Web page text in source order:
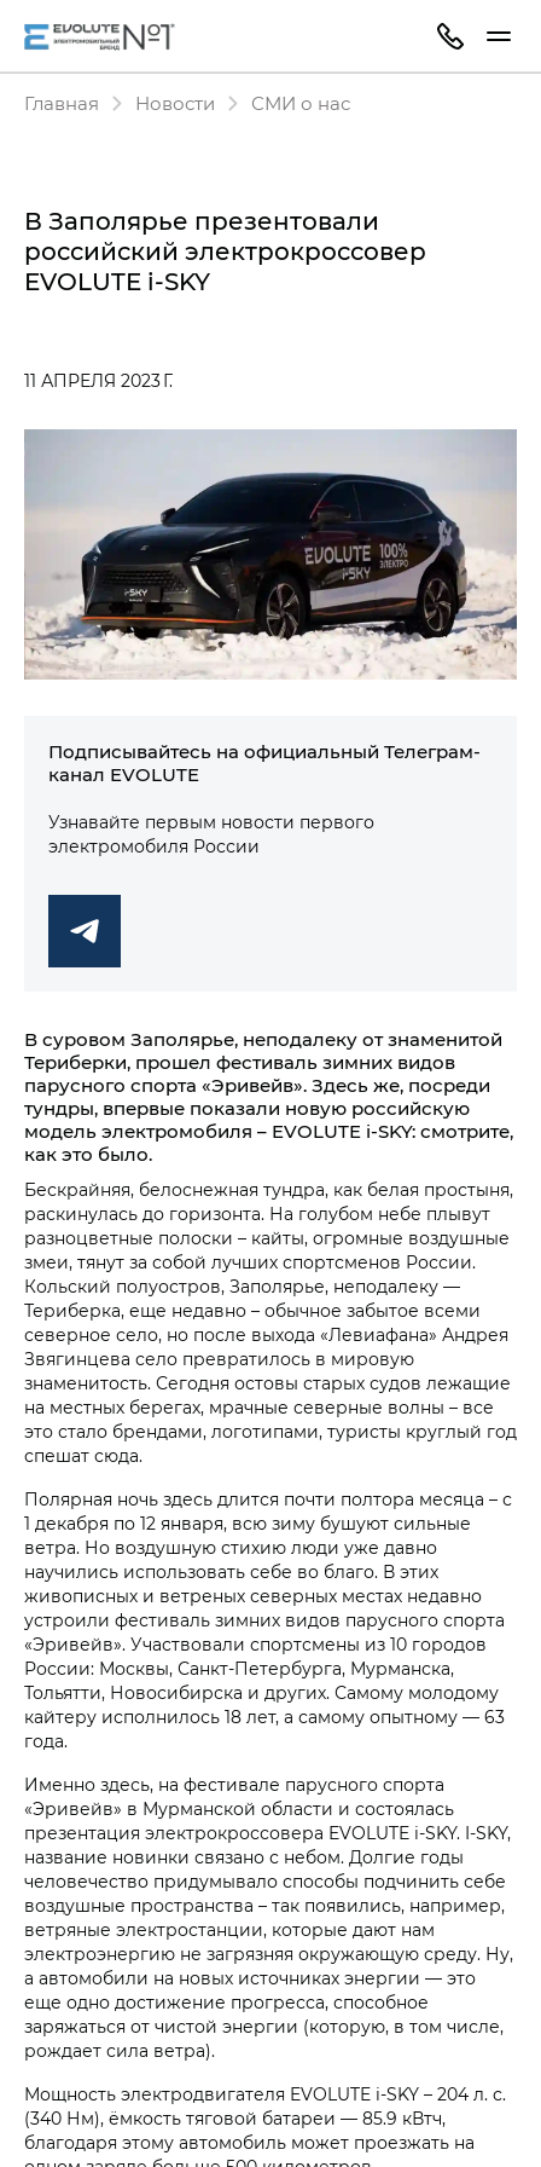
Главная Новости СМИ о нас
В Заполярье презентовали
российский электрокроссовер
EVOLUTE i‑SKY
11 АПРЕЛЯ 2023 Г.
Подписывайтесь на официальный Телеграм-
канал EVOLUTE
Узнавайте первым новости первого
электромобиля России
В суровом Заполярье, неподалеку от знаменитой
Териберки, прошел фестиваль зимних видов
парусного спорта «Эривейв». Здесь же, посреди
тундры, впервые показали новую российскую
модель электромобиля – EVOLUTE i‑SKY: смотрите,
как это было.
Бескрайняя, белоснежная тундра, как белая простыня,
раскинулась до горизонта. На голубом небе плывут
разноцветные полоски – кайты, огромные воздушные
змеи, тянут за собой лучших спортсменов России.
Кольский полуостров, Заполярье, неподалеку —
Териберка, еще недавно – обычное забытое всеми
северное село, но после выхода «Левиафана» Андрея
Звягинцева село превратилось в мировую
знаменитость. Сегодня остовы старых судов лежащие
на местных берегах, мрачные северные волны – все
это стало брендами, логотипами, туристы круглый год
спешат сюда.
Полярная ночь здесь длится почти полтора месяца – с
1 декабря по 12 января, всю зиму бушуют сильные
ветра. Но воздушную стихию люди уже давно
научились использовать себе во благо. В этих
живописных и ветреных северных местах недавно
устроили фестиваль зимних видов парусного спорта
«Эривейв». Участвовали спортсмены из 10 городов
России: Москвы, Санкт-Петербурга, Мурманска,
Тольятти, Новосибирска и других. Самому молодому
кайтеру исполнилось 18 лет, а самому опытному — 63
года.
Именно здесь, на фестивале парусного спорта
«Эривейв» в Мурманской области и состоялась
презентация электрокроссовера EVOLUTE i‑SKY. I-SKY,
название новинки связано с небом. Долгие годы
человечество придумывало способы подчинить себе
воздушные пространства – так появились, например,
ветряные электростанции, которые дают нам
электроэнергию не загрязняя окружающую среду. Ну,
а автомобили на новых источниках энергии — это
еще одно достижение прогресса, способное
заряжаться от чистой энергии (которую, в том числе,
рождает сила ветра).
Мощность электродвигателя EVOLUTE i‑SKY – 204 л. с.
(340 Нм), ёмкость тяговой батареи — 85.9 кВтч,
благодаря этому автомобиль может проезжать на